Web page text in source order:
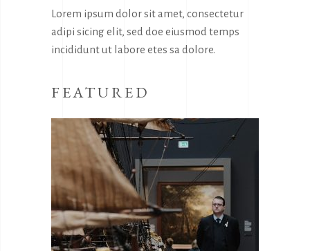
Lorem ipsum dolor sit amet, consectetur
adipi sicing elit, sed doe eiusmod temps
incididunt ut labore etes sa dolore.
FEATURED